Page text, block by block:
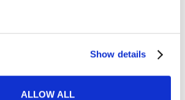
Show details
ALLOW ALL
comunicazioni commerciali e promozionali